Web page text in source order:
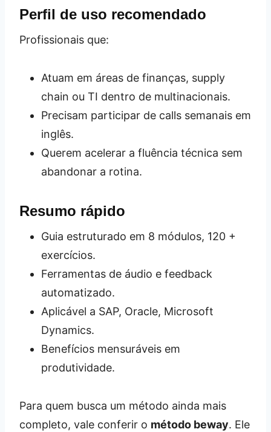
Perfil de uso recomendado
Profissionais que:
Atuam em áreas de finanças, supply
chain ou TI dentro de multinacionais.
Precisam participar de calls semanais em
inglês.
Querem acelerar a fluência técnica sem
abandonar a rotina.
Resumo rápido
Guia estruturado em 8 módulos, 120 +
exercícios.
Ferramentas de áudio e feedback
automatizado.
Aplicável a SAP, Oracle, Microsoft
Dynamics.
Benefícios mensuráveis em
produtividade.
Para quem busca um método ainda mais
completo, vale conferir o método beway. Ele